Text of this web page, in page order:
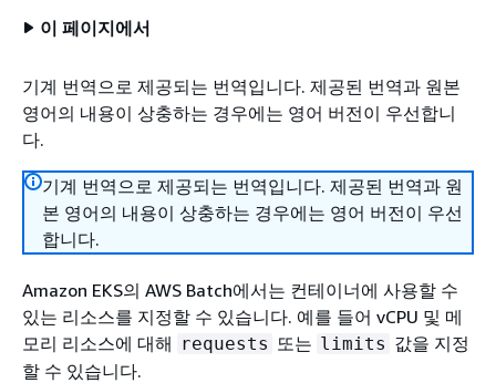
이 페이지에서
기계 번역으로 제공되는 번역입니다. 제공된 번역과 원본
영어의 내용이 상충하는 경우에는 영어 버전이 우선합니
다.
기계 번역으로 제공되는 번역입니다. 제공된 번역과 원
본 영어의 내용이 상충하는 경우에는 영어 버전이 우선
합니다.
Amazon EKS의 AWS Batch에서는 컨테이너에 사용할 수
있는 리소스를 지정할 수 있습니다. 예를 들어 vCPU 및 메
모리 리소스에 대해 requests 또는 limits 값을 지정
할 수 있습니다.